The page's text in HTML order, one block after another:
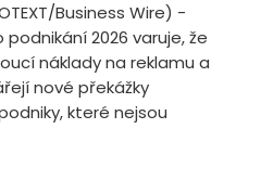
Business Wire) -
2026 varuje, že
náklady na reklamu a
nové překážky
které nejsou